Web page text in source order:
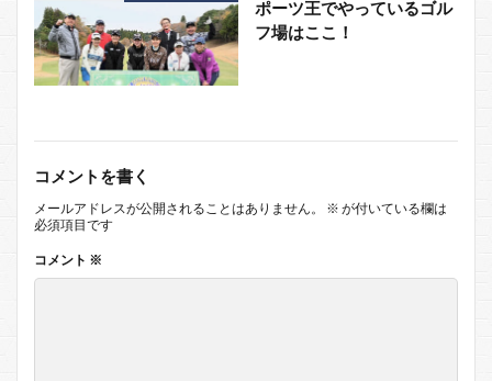
ポーツ王でやっているゴル
フ場はここ！
コメントを書く
メールアドレスが公開されることはありません。 ※ が付いている欄は
必須項目です
コメント ※